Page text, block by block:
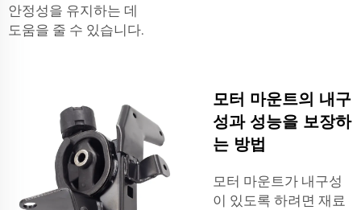
안정성을 유지하는 데
도움을 줄 수 있습니다.
모터 마운트의 내구
성과 성능을 보장하
는 방법
모터 마운트가 내구성
이 있도록 하려면 재료